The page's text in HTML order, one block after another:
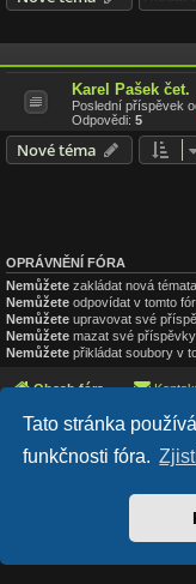
Tato stránka
funkčnosti fóra.
Karel Pašek čet.
Poslední příspěvek
Odpovědi: 5
Nové téma
OPRÁVNĚNÍ FÓRA
Nemůžete zakládat nová
Nemůžete odpovídat v tomto
Nemůžete upravovat své
Nemůžete mazat své
Nemůžete přikládat soubory v
Obsah fóra
Založeno na